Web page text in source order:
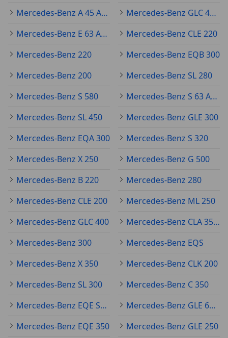
Mercedes-Benz A 45 AMG
Mercedes-Benz GLC 43 AMG
Mercedes-Benz E 63 AMG
Mercedes-Benz CLE 220
Mercedes-Benz 220
Mercedes-Benz EQB 300
Mercedes-Benz 200
Mercedes-Benz SL 280
Mercedes-Benz S 580
Mercedes-Benz S 63 AMG
Mercedes-Benz SL 450
Mercedes-Benz GLE 300
Mercedes-Benz EQA 300
Mercedes-Benz S 320
Mercedes-Benz X 250
Mercedes-Benz G 500
Mercedes-Benz B 220
Mercedes-Benz 280
Mercedes-Benz CLE 200
Mercedes-Benz ML 250
Mercedes-Benz GLC 400
Mercedes-Benz CLA 35 AMG
Mercedes-Benz 300
Mercedes-Benz EQS
Mercedes-Benz X 350
Mercedes-Benz CLK 200
Mercedes-Benz SL 300
Mercedes-Benz C 350
Mercedes-Benz EQE SUV
Mercedes-Benz GLE 63 AMG
Mercedes-Benz EQE 350
Mercedes-Benz GLE 250